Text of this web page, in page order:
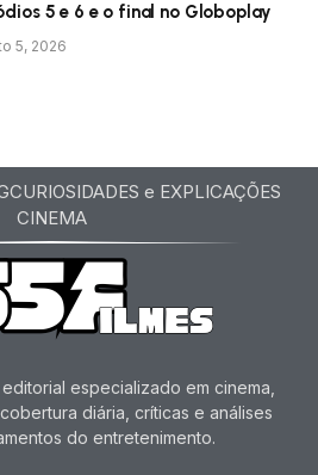
5 e 6 e o final no Globoplay
5, 2026
CURIOSIDADES e EXPLICAÇÕES
CINEMA
especializado em cinema,
diária, críticas e análises
do entretenimento.